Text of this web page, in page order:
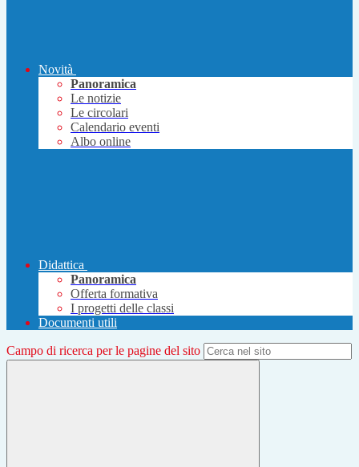
Novità
Panoramica
Le notizie
Le circolari
Calendario eventi
Albo online
Didattica
Panoramica
Offerta formativa
I progetti delle classi
Documenti utili
Campo di ricerca per le pagine del sito